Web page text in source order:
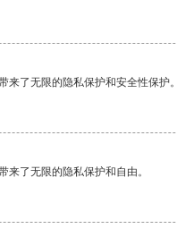
来了无限的隐私保护和安全性保护
来了无限的隐私保护和自由。